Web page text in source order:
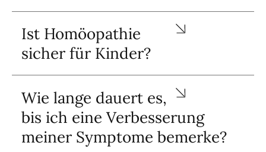
Ist Homöopathie
sicher für Kinder?
Wie lange dauert es,
bis ich eine Verbesserung
meiner Symptome bemerke?